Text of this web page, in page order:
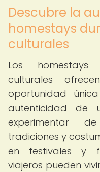
Descubre la
homestays
culturales
Los homestays
culturales
oportunidad
autenticidad de
experimentar
tradiciones y
en festivales y
viajeros pueden